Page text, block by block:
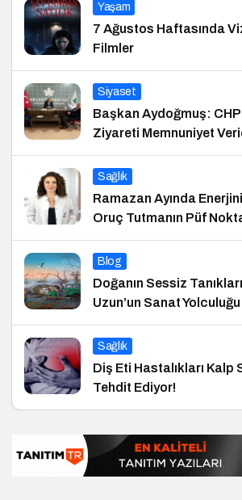
Yaşam
7 Ağustos Haftasında
Filmler
Siyaset
Başkan Aydoğmuş:
Ziyareti Memnuniyet
Sağlık
Ramazan Ayında
Oruç Tutmanın Püf
Blog
Doğanın Sessiz
Uzun’un Sanat Yolculuğu
Sağlık
Diş Eti Hastalıkları Kalp
Tehdit Ediyor!